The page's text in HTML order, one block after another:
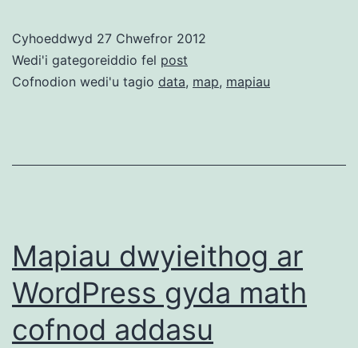
syniadau
Cyhoeddwyd 27 Chwefror 2012
Wedi'i gategoreiddio fel post
Cofnodion wedi'u tagio data, map, mapiau
Mapiau dwyieithog ar
WordPress gyda math
cofnod addasu